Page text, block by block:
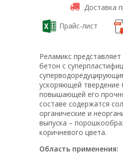
Доставка
Прайс-лист
Реламикс
бетон с
ускоряющей твердение
повышающей его
составе содержатся
органические и
выпуска –
коричневого цвета.
Область применения: